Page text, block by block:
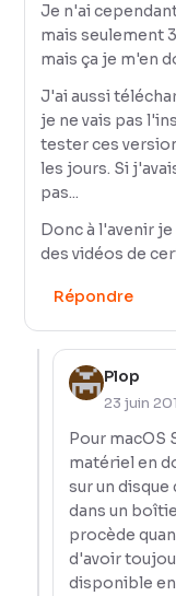
Je n'ai
mais seulement
mais ça je m'en
J'ai aussi
je ne vais pas
tester ces
les jours. Si
pas...
Donc à l'avenir
des vidéos de
Répondre
Plop
23 juin
Pour macOS
matériel en
sur un disque
dans un
procède
d'avoir
disponible